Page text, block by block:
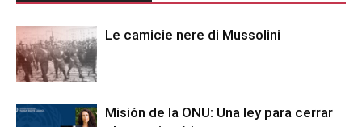
Le camicie nere di Mussolini
Misión de la ONU: Una ley para cerrar